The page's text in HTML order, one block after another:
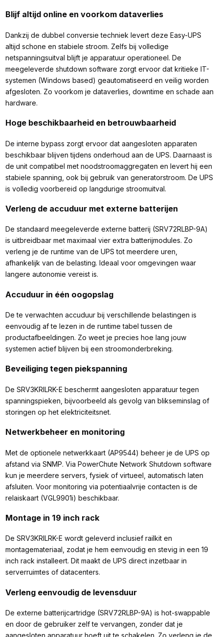
Blijf altijd online en voorkom dataverlies
Dankzij de dubbel conversie techniek levert deze Easy-UPS
altijd schone en stabiele stroom. Zelfs bij volledige
netspanningsuitval blijft je apparatuur operationeel. De
meegeleverde shutdown software zorgt ervoor dat kritieke IT-
systemen (Windows based) geautomatiseerd en veilig worden
afgesloten. Zo voorkom je dataverlies, downtime en schade aan
hardware.
Hoge beschikbaarheid en betrouwbaarheid
De interne bypass zorgt ervoor dat aangesloten apparaten
beschikbaar blijven tijdens onderhoud aan de UPS. Daarnaast is
de unit compatibel met noodstroomaggregaten en levert hij een
stabiele spanning, ook bij gebruik van generatorstroom. De UPS
is volledig voorbereid op langdurige stroomuitval.
Verleng de accuduur met externe batterijen
De standaard meegeleverde externe batterij (SRV72RLBP-9A)
is uitbreidbaar met maximaal vier extra batterijmodules. Zo
verleng je de runtime van de UPS tot meerdere uren,
afhankelijk van de belasting. Ideaal voor omgevingen waar
langere autonomie vereist is.
Accuduur in één oogopslag
De te verwachten accuduur bij verschillende belastingen is
eenvoudig af te lezen in de runtime tabel tussen de
productafbeeldingen. Zo weet je precies hoe lang jouw
systemen actief blijven bij een stroomonderbreking.
Beveiliging tegen piekspanning
De SRV3KRILRK-E beschermt aangesloten apparatuur tegen
spanningspieken, bijvoorbeeld als gevolg van blikseminslag of
storingen op het elektriciteitsnet.
Netwerkbeheer en monitoring
Met de optionele netwerkkaart (AP9544) beheer je de UPS op
afstand via SNMP. Via PowerChute Network Shutdown software
kun je meerdere servers, fysiek of virtueel, automatisch laten
afsluiten. Voor monitoring via potentiaalvrije contacten is de
relaiskaart (VGL9901i) beschikbaar.
Montage in 19 inch rack
De SRV3KRILRK-E wordt geleverd inclusief railkit en
montagemateriaal, zodat je hem eenvoudig en stevig in een 19
inch rack installeert. Dit maakt de UPS direct inzetbaar in
serverruimtes of datacenters.
Verleng eenvoudig de levensduur
De externe batterijcartridge (SRV72RLBP-9A) is hot-swappable
en door de gebruiker zelf te vervangen, zonder dat je
aangesloten apparatuur hoeft uit te schakelen. Zo verleng je de